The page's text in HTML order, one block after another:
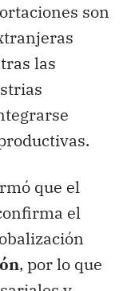
son
las
que el
el
, por lo que